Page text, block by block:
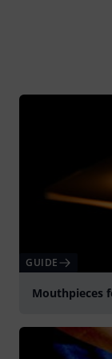
GUIDE
Mouthpieces